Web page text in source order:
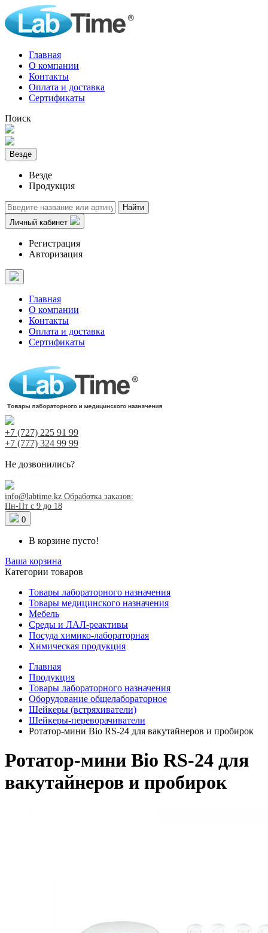
Главная
О компании
Контакты
Оплата и доставка
Сертификаты
Поиск
Везде
Везде
Продукция
Найти
Личный кабинет
Регистрация
Авторизация
Главная
О компании
Контакты
Оплата и доставка
Сертификаты
+7 (727) 225 91 99
+7 (777) 324 99 99
Не дозвонились?
info@labtime.kz Обработка заказов:
Пн-Пт с 9 до 18
0
В корзине пусто!
Ваша корзина
Категории товаров
Товары лабораторного назначения
Товары медицинского назначения
Мебель
Среды и ЛАЛ-реактивы
Посуда химико-лабораторная
Химическая продукция
Главная
Продукция
Товары лабораторного назначения
Оборудование общелабораторное
Шейкеры (встряхиватели)
Шейкеры-переворачиватели
Ротатор-мини Bio RS-24 для вакутайнеров и пробирок
Ротатор-мини Bio RS-24 для
вакутайнеров и пробирок